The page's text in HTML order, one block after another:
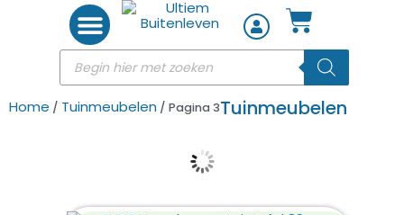
Home / Tuinmeubelen / Pagina 3Tuinmeubelen
TUINVERLICHTING